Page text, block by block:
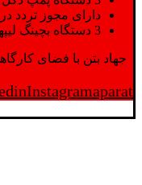
دارای مجوز تردد
3 دستگاه بچینگ لیپهر(2دستگاه 1متری و 1 دستگاه 1/2 متری با توان تولید 150 متر مکعب در ساعت)
جهاد بتن با فضای کارگاهی و به کار گیری سه دستگاه بچینگ
Instagramaparat